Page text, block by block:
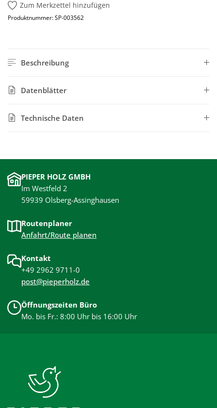
Zum Merkzettel hinzufügen
Produktnummer:SP-003562
Beschreibung
Datenblätter
Technische Daten
PIEPER HOLZ GMBH
Im Westfeld 2
59939 Olsberg-Assinghausen
Routenplaner
Anfahrt/Route planen
Kontakt
+49 2962 9711-0
post@pieperholz.de
Öffnungszeiten Büro
Mo. bis Fr.: 8:00 Uhr bis 16:00 Uhr